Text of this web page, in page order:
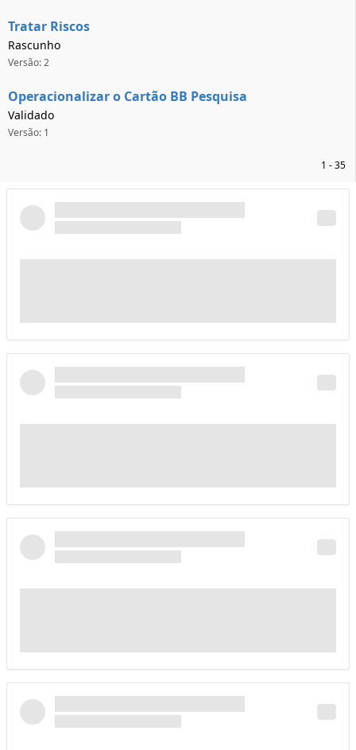
Tratar Riscos
Rascunho
Versão: 2
Operacionalizar o Cartão BB Pesquisa
Validado
Versão: 1
1 - 35